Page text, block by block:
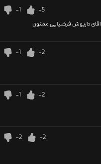
+5
-1
داریوش فرضیایی ممنون
+2
-1
+2
-1
+2
-2